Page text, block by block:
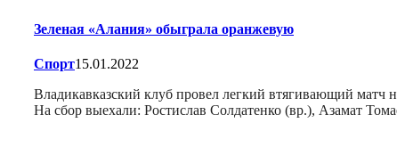
Зеленая «Алания» обыграла оранжевую
Спорт15.01.2022
Владикавказский клуб провел легкий втягивающий матч
На сбор выехали: Ростислав Солдатенко (вр.), Азамат